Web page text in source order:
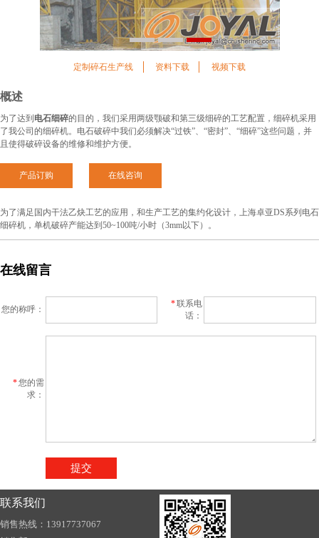
定制碎石生产线 资料下载 视频下载
概述
为了达到 电石细碎的目的，我们采用两级颚破和第三级细碎的工艺配置，细碎机采用
了我公司的细碎机。电石破碎中我们必须解决“过铁”、“密封”、“细碎”这些问题，并
且使得破碎设备的维修和维护方便。
产品订购 在线咨询
为了满足国内干法乙炔工艺的应用，和生产工艺的集约化设计，上海卓亚DS系列电石
细碎机，单机破碎产能达到50~100吨/小时（3mm以下）。
联系我们
销售热线：13917737067